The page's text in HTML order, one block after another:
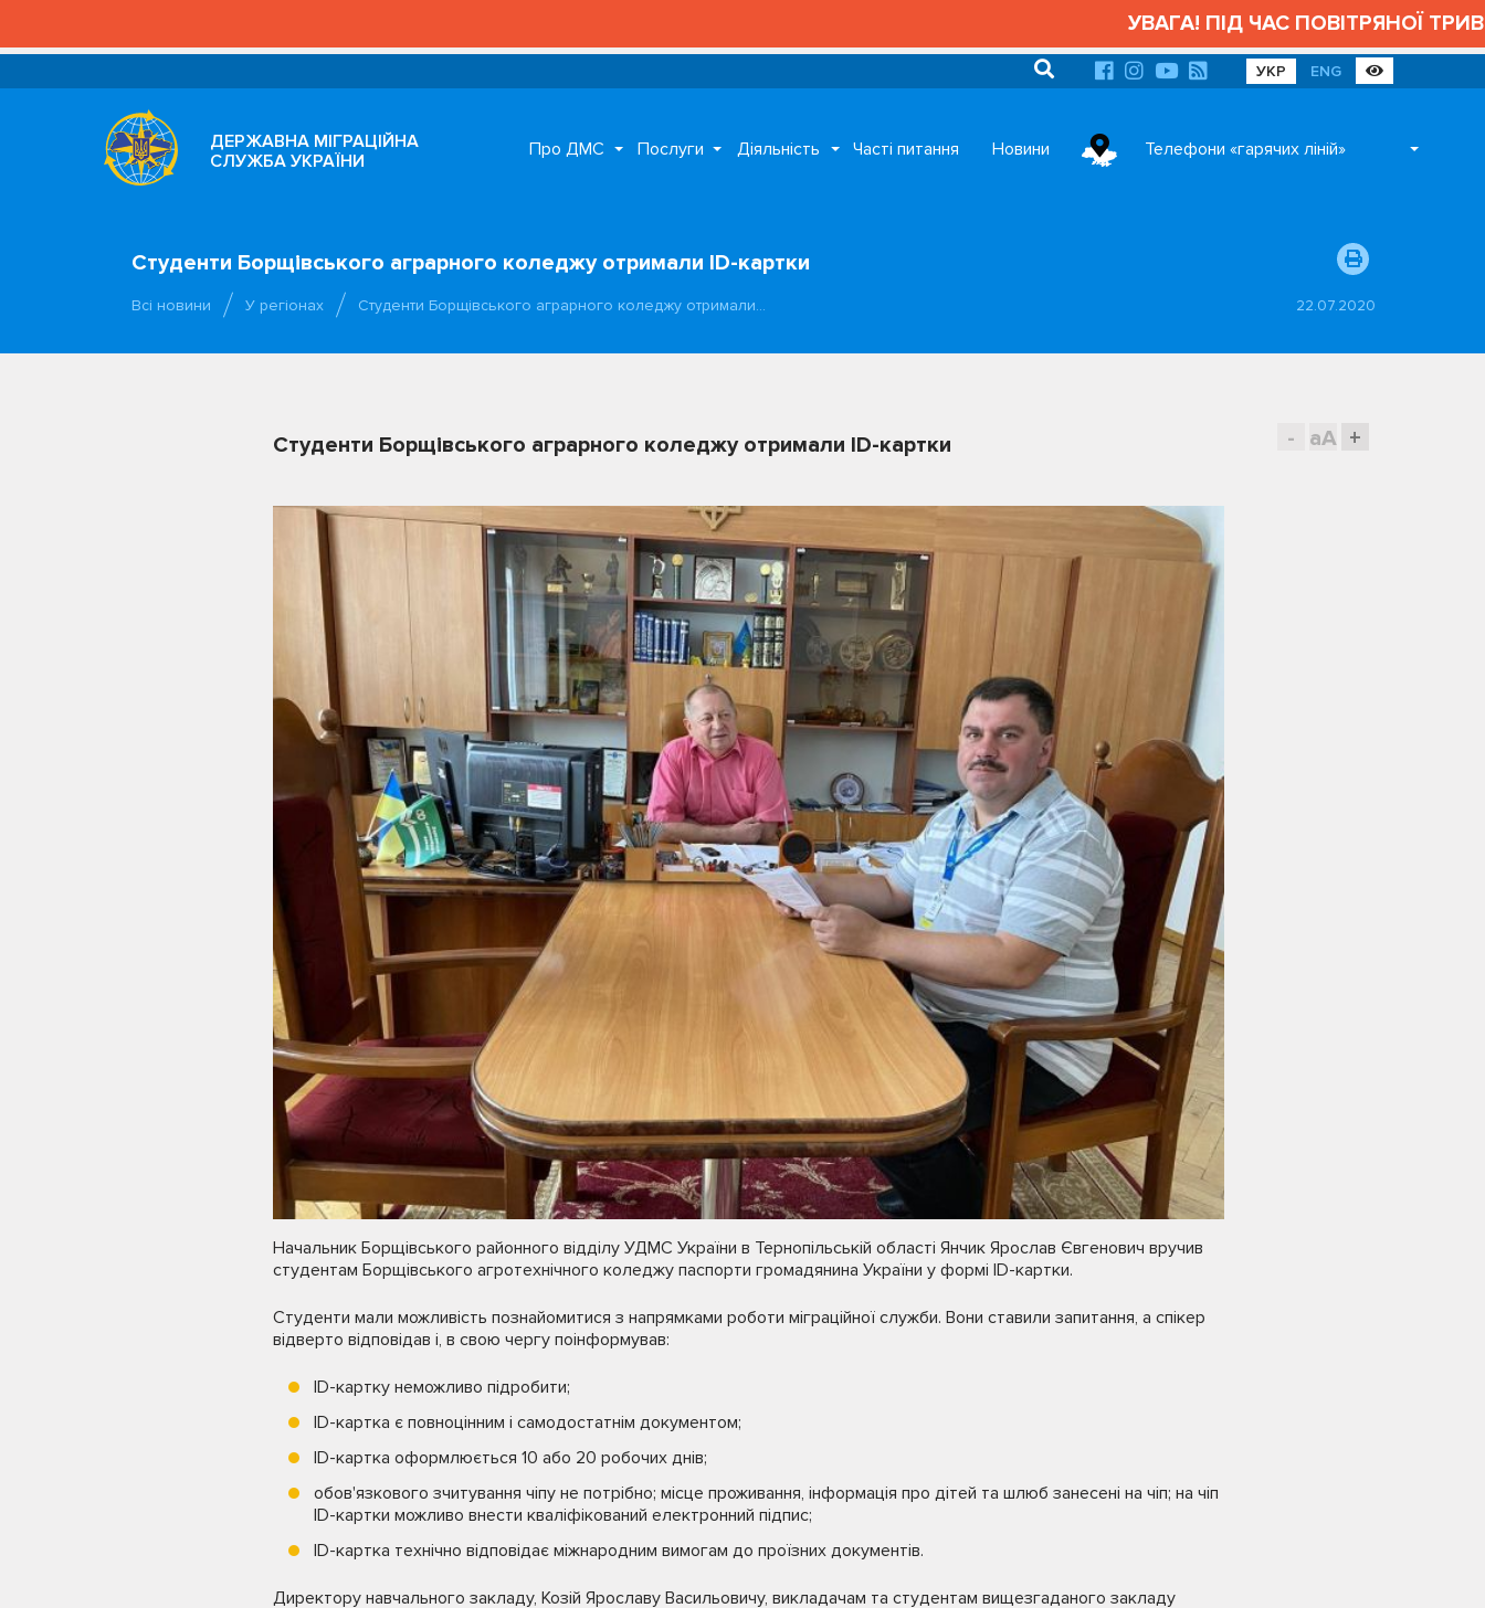
УВАГА! ПІД ЧАС ПОВІТРЯНОЇ ТРИВОГИ
УКР ENG
ДЕРЖАВНА МІГРАЦІЙНА
СЛУЖБА УКРАЇНИ
Про ДМС Послуги Діяльність Часті питання Новини Телефони «гарячих ліній»
Студенти Борщівського аграрного коледжу отримали ІD-картки
Всі новини У регіонах Студенти Борщівського аграрного коледжу отримали… 22.07.2020
- aA +
Студенти Борщівського аграрного коледжу отримали ІD-картки
Начальник Борщівського районного відділу УДМС України в Тернопільській області Янчик Ярослав Євгенович вручив
студентам Борщівського агротехнічного коледжу паспорти громадянина України у формі ІD-картки.
Студенти мали можливість познайомитися з напрямками роботи міграційної служби. Вони ставили запитання, а спікер
відверто відповідав і, в свою чергу поінформував:
ID-картку неможливо підробити;
ID-картка є повноцінним і самодостатнім документом;
ID-картка оформлюється 10 або 20 робочих днів;
обов'язкового зчитування чіпу не потрібно; місце проживання, інформація про дітей та шлюб занесені на чіп; на чіп
ID-картки можливо внести кваліфікований електронний підпис;
ID-картка технічно відповідає міжнародним вимогам до проїзних документів.
Директору навчального закладу, Козій Ярославу Васильовичу, викладачам та студентам вищезгаданого закладу